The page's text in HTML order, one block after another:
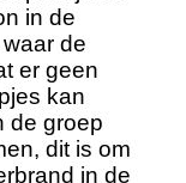
in de
de
er geen
kan
de groep
dit is om
in de